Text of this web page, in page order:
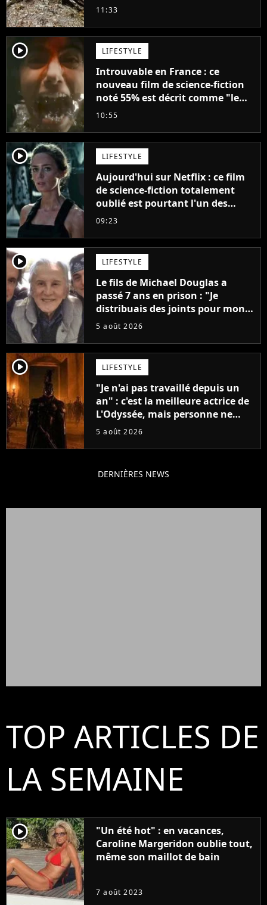
11:33
player2 LIFESTYLE
Introuvable en France : ce
nouveau film de science-fiction
noté 55% est décrit comme "le
plus stupide de l'année"
10:55
player2 LIFESTYLE
Aujourd'hui sur Netflix : ce film
de science-fiction totalement
oublié est pourtant l'un des
meilleurs des années 2010
09:23
player2 LIFESTYLE
Le fils de Michael Douglas a
passé 7 ans en prison : "Je
distribuais des joints pour mon
père"
5 août 2026
player2 LIFESTYLE
"Je n'ai pas travaillé depuis un
an" : c'est la meilleure actrice de
L'Odyssée, mais personne ne
veut lui donner de rôle au
5 août 2026
DERNIÈRES NEWS
TOP ARTICLES DE
LA SEMAINE
player2
"Un été hot" : en vacances,
Caroline Margeridon oublie tout,
même son maillot de bain
7 août 2023